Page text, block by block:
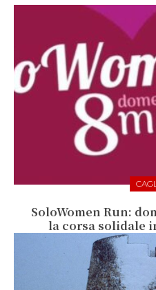
SoloWomen Run:
la corsa solidale